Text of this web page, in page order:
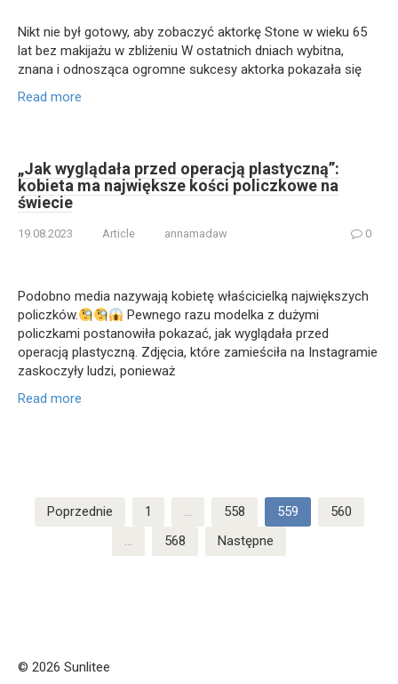
Nikt nie był gotowy, aby zobaczyć aktorkę Stone w wieku 65
lat bez makijażu w zbliżeniu W ostatnich dniach wybitna,
znana i odnosząca ogromne sukcesy aktorka pokazała się
Read more
„Jak wyglądała przed operacją plastyczną”:
kobieta ma największe kości policzkowe na
świecie
19.08.2023 Article annamadaw 0
Podobno media nazywają kobietę właścicielką największych
policzków.
Pewnego razu modelka z dużymi
policzkami postanowiła pokazać, jak wyglądała przed
operacją plastyczną. Zdjęcia, które zamieściła na Instagramie
zaskoczyły ludzi, ponieważ
Read more
Stronicowanie
wpisów
Poprzednie 1 … 558 559
560
…
568 Następne
© 2026 Sunlitee